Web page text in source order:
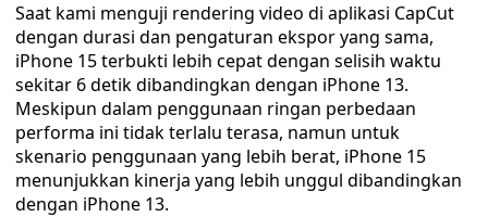
Saat kami menguji rendering video di aplikasi CapCut
dengan durasi dan pengaturan ekspor yang sama,
iPhone 15 terbukti lebih cepat dengan selisih waktu
sekitar 6 detik dibandingkan dengan iPhone 13.
Meskipun dalam penggunaan ringan perbedaan
performa ini tidak terlalu terasa, namun untuk
skenario penggunaan yang lebih berat, iPhone 15
menunjukkan kinerja yang lebih unggul dibandingkan
dengan iPhone 13.